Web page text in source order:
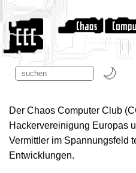
Der Chaos Computer Club
Hackervereinigung Europas
Vermittler im Spannungsfeld
Entwicklungen.